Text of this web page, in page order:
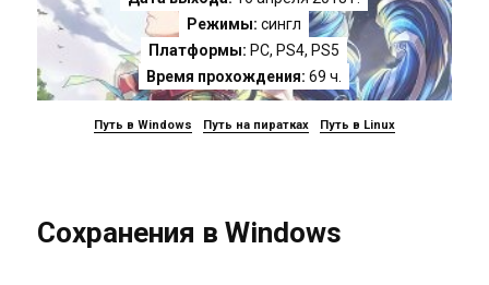
Режимы: сингл
Платформы: PC, PS4, PS5
Время прохождения: 69 ч.
Путь в Windows Путь на пиратках Путь в Linux
Сохранения в Windows